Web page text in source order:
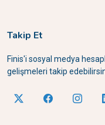
Takip Et
Finis'i sosyal medya
gelişmeleri takip